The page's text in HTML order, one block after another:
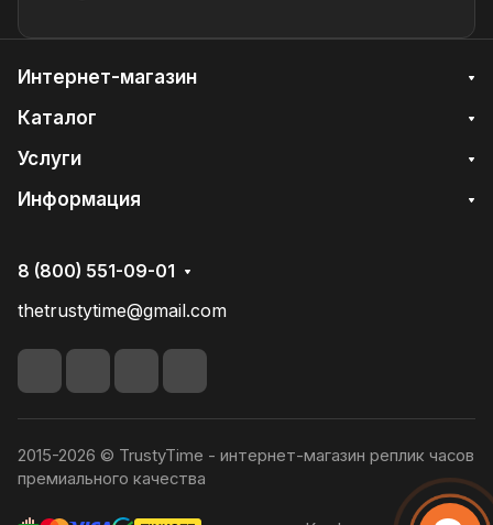
Интернет-магазин
Каталог
Услуги
Информация
8 (800) 551-09-01
thetrustytime@gmail.com
2015-2026 © TrustyTime - интернет-магазин реплик часов
премиального качества